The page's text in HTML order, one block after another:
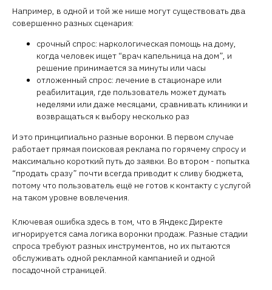
Например, в одной и той же нише могут существовать два
совершенно разных сценария:
срочный спрос: наркологическая помощь на дому,
когда человек ищет “врач капельница на дом”, и
решение принимается за минуты или часы
отложенный спрос: лечение в стационаре или
реабилитация, где пользователь может думать
неделями или даже месяцами, сравнивать клиники и
возвращаться к выбору несколько раз
И это принципиально разные воронки. В первом случае
работает прямая поисковая реклама по горячему спросу и
максимально короткий путь до заявки. Во втором - попытка
“продать сразу” почти всегда приводит к сливу бюджета,
потому что пользователь ещё не готов к контакту с услугой
на таком уровне вовлечения.
Ключевая ошибка здесь в том, что в Яндекс Директе
игнорируется сама логика воронки продаж. Разные стадии
спроса требуют разных инструментов, но их пытаются
обслуживать одной рекламной кампанией и одной
посадочной страницей.